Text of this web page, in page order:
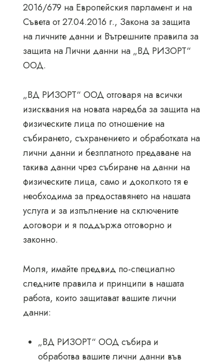
2016/679 на Европейския парламент и на
Съвета от 27.04.2016 г., Закона за защита
на личните данни и Вътрешните правила за
защита на Лични данни на „ВД РИЗОРТ“
ООД.
„ВД РИЗОРТ“ ООД отговаря на всички
изисквания на новата наредба за защита на
физическите лица по отношение на
събирането, съхранението и обработката на
лични данни и безплатното предаване на
такива данни чрез събиране на данни на
физическите лица, само и доколкото тя е
необходима за предоставянето на нашата
услуга и за изпълнение на сключените
договори и я поддържа отговорно и
законно.
Моля, имайте предвид по-специално
следните правила и принципи в нашата
работа, които защитават вашите лични
данни:
„ВД РИЗОРТ“ ООД събира и
обработва вашите лични данни във